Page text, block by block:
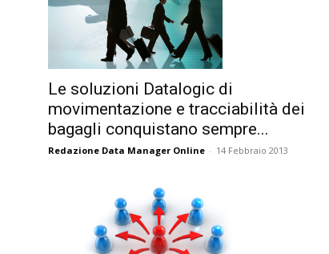
Le soluzioni Datalogic di
movimentazione e tracciabilità dei
bagagli conquistano sempre...
Redazione Data Manager Online - 14 Febbraio 2013